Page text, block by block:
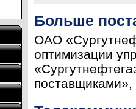
Больше
ОАО
оптимизации